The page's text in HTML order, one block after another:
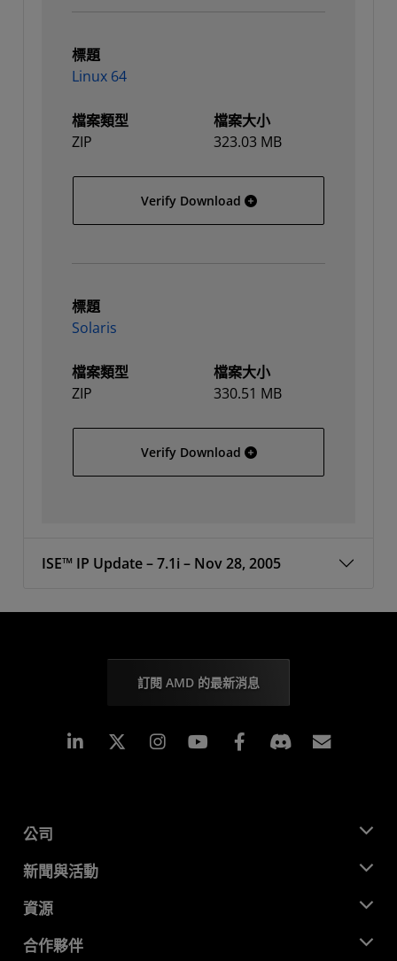
標題
Linux 64
檔案類型
ZIP
檔案大小
323.03 MB
Verify Download Linux 64
標題
Solaris
檔案類型
ZIP
檔案大小
330.51 MB
Verify Download Solaris
ISE™ IP Update – 7.1i – Nov 28, 2005
訂閱 AMD 的最新消息
Linkedin Instagram Facebook
公司
關於 AMD
企業責任
招聘
新聞與活動
新聞室
媒體庫
資源
開發者中心
合作夥伴